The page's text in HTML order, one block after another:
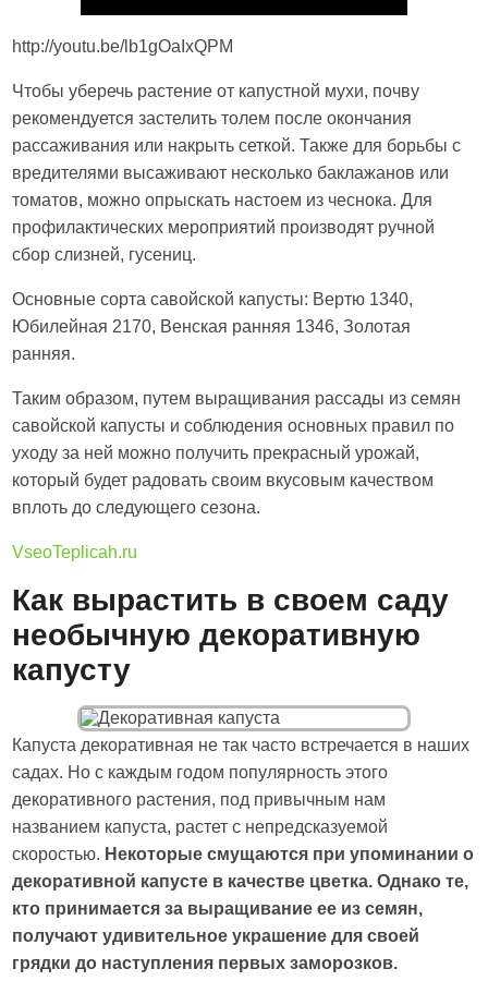
http://youtu.be/lb1gOaIxQPM
Чтобы уберечь растение от капустной мухи, почву
рекомендуется застелить толем после окончания
рассаживания или накрыть сеткой. Также для борьбы с
вредителями высаживают несколько баклажанов или
томатов, можно опрыскать настоем из чеснока. Для
профилактических мероприятий производят ручной
сбор слизней, гусениц.
Основные сорта савойской капусты: Вертю 1340,
Юбилейная 2170, Венская ранняя 1346, Золотая
ранняя.
Таким образом, путем выращивания рассады из семян
савойской капусты и соблюдения основных правил по
уходу за ней можно получить прекрасный урожай,
который будет радовать своим вкусовым качеством
вплоть до следующего сезона.
VseoTeplicah.ru
Как вырастить в своем саду
необычную декоративную
капусту
Капуста декоративная не так часто встречается в наших
садах. Но с каждым годом популярность этого
декоративного растения, под привычным нам
названием капуста, растет с непредсказуемой
скоростью. Некоторые смущаются при упоминании о
декоративной капусте в качестве цветка. Однако те,
кто принимается за выращивание ее из семян,
получают удивительное украшение для своей
грядки до наступления первых заморозков.